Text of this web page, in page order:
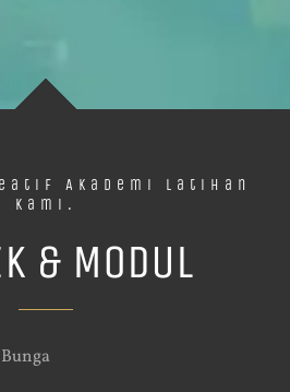
Akademi Latihan
Kami.
& MODUL